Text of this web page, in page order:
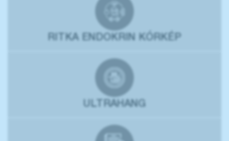
RITKA ENDOKRIN KÓRKÉP
ULTRAHANG